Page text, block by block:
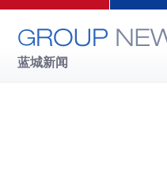
蓝城新闻